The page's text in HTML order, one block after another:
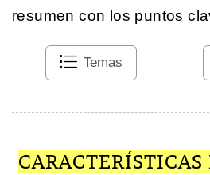
resumen con los puntos
Temas
CARACTERÍSTICAS